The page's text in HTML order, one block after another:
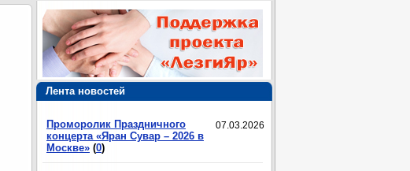
Лента новостей
07.03.2026
Проморолик Праздничного
концерта «Яран Сувар – 2026 в
Москве» (0)